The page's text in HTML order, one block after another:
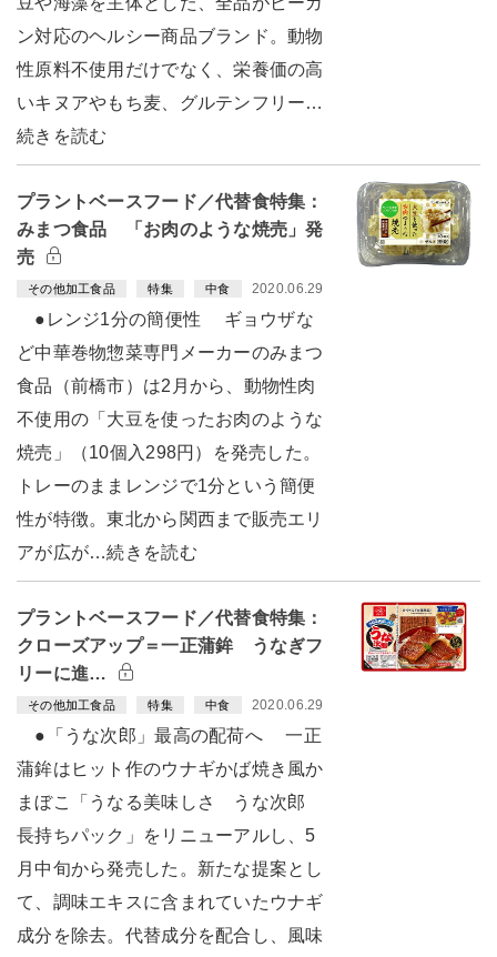
ン対応のヘルシー商品ブランド。動物
性原料不使用だけでなく、栄養価の高
いキヌアやもち麦、グルテンフリー…
続きを読む
プラントベースフード／代替食特集：
みまつ食品 「お肉のような焼売」発
売
その他加工食品 特集 中食 2020.06.29
●レンジ1分の簡便性 ギョウザな
ど中華巻物惣菜専門メーカーのみまつ
食品（前橋市）は2月から、動物性肉
不使用の「大豆を使ったお肉のような
焼売」（10個入298円）を発売した。
トレーのままレンジで1分という簡便
性が特徴。東北から関西まで販売エリ
アが広が…続きを読む
プラントベースフード／代替食特集：
クローズアップ＝一正蒲鉾 うなぎフ
リーに進…
その他加工食品 特集 中食 2020.06.29
●「うな次郎」最高の配荷へ 一正
蒲鉾はヒット作のウナギかば焼き風か
まぼこ「うなる美味しさ うな次郎
長持ちパック」をリニューアルし、5
月中旬から発売した。新たな提案とし
て、調味エキスに含まれていたウナギ
成分を除去。代替成分を配合し、風味